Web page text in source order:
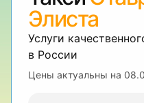
Элиста
Услуги
в России
Цены актуальны на